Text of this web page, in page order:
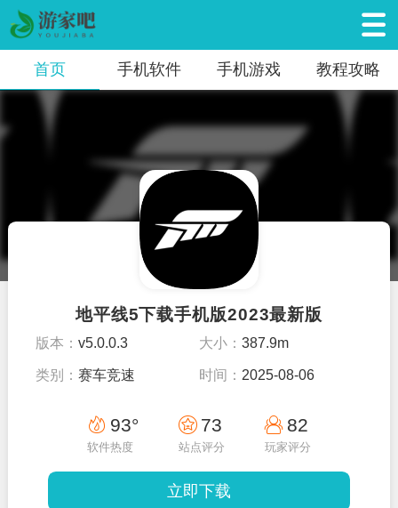
首页 手机软件 手机游戏 教程攻略
地平线5下载手机版2023最新版
版本：v5.0.0.3 大小： 387.9m
类别：赛车竞速 时间： 2025-08-06
93°
软件热度
73
站点评分
82
玩家评分
立即下载